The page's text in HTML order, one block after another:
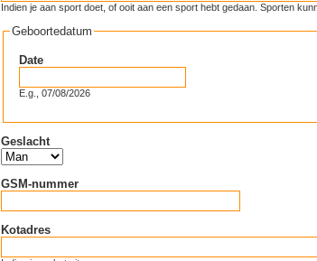
Indien je aan sport doet, of ooit aan een sport hebt gedaan. Sporten
Geboortedatum
Date
E.g., 07/08/2026
Geslacht
GSM-nummer
Kotadres